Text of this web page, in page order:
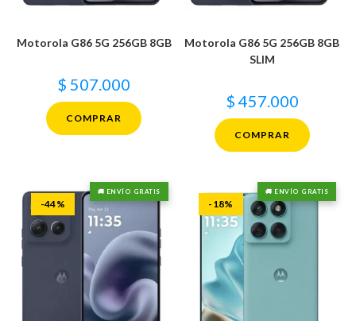
Motorola G86 5G 256GB 8GB
$ 507.000
COMPRAR
Motorola G86 5G 256GB 8GB
SLIM
$ 457.000
COMPRAR
🚚 ENVÍO GRATIS
-44%
🚚 ENVÍO GRATIS
-18%